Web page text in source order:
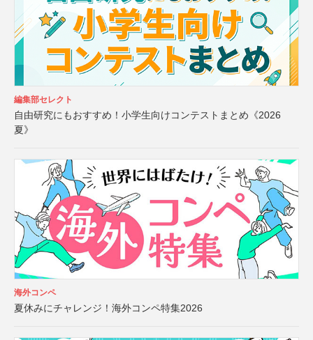
編集部セレクト
自由研究にもおすすめ！小学生向けコンテストまとめ《2026
夏》
海外コンペ
夏休みにチャレンジ！海外コンペ特集2026